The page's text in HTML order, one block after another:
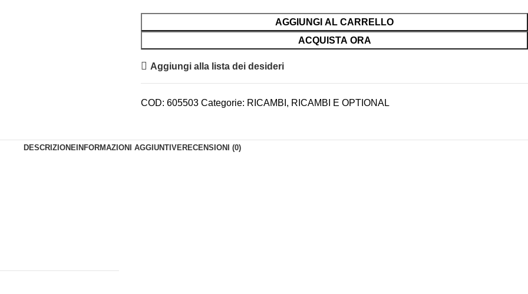
AGGIUNGI AL CARRELLO
ACQUISTA ORA
Aggiungi alla lista dei desideri
COD: 605503 Categorie: RICAMBI , RICAMBI E OPTIONAL
DESCRIZIONEINFORMAZIONI AGGIUNTIVERECENSIONI (0)